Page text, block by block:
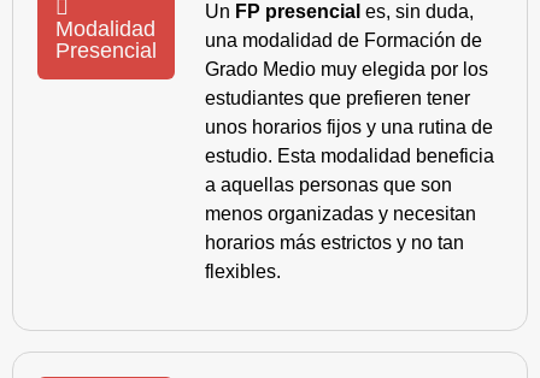
Modalidad
Presencial
Un FP presencial es, sin duda,
una modalidad de Formación de
Grado Medio muy elegida por los
estudiantes que prefieren tener
unos horarios fijos y una rutina de
estudio. Esta modalidad beneficia
a aquellas personas que son
menos organizadas y necesitan
horarios más estrictos y no tan
flexibles.